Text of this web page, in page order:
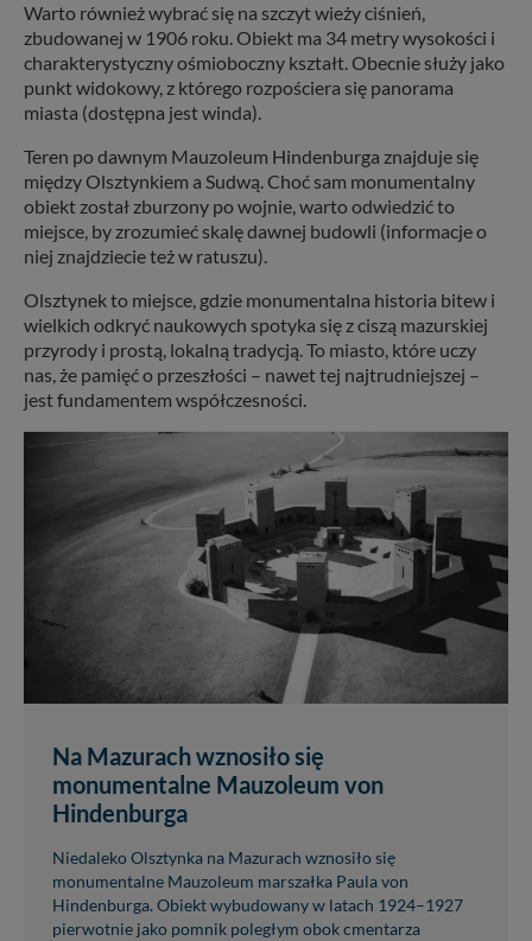
Warto również wybrać się na szczyt wieży ciśnień,
zbudowanej w 1906 roku. Obiekt ma 34 metry wysokości i
charakterystyczny ośmioboczny kształt. Obecnie służy jako
punkt widokowy, z którego rozpościera się panorama
miasta (dostępna jest winda).
Teren po dawnym Mauzoleum Hindenburga znajduje się
między Olsztynkiem a Sudwą. Choć sam monumentalny
obiekt został zburzony po wojnie, warto odwiedzić to
miejsce, by zrozumieć skalę dawnej budowli (informacje o
niej znajdziecie też w ratuszu).
Olsztynek to miejsce, gdzie monumentalna historia bitew i
wielkich odkryć naukowych spotyka się z ciszą mazurskiej
przyrody i prostą, lokalną tradycją. To miasto, które uczy
nas, że pamięć o przeszłości – nawet tej najtrudniejszej –
jest fundamentem współczesności.
Na Mazurach wznosiło się
monumentalne Mauzoleum von
Hindenburga
Niedaleko Olsztynka na Mazurach wznosiło się
monumentalne Mauzoleum marszałka Paula von
Hindenburga. Obiekt wybudowany w latach 1924–1927
pierwotnie jako pomnik poległym obok cmentarza